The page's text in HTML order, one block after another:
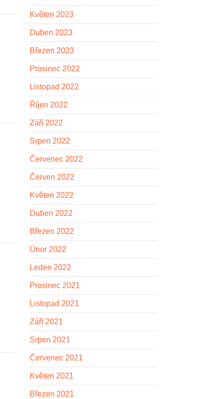
Květen 2023
Duben 2023
Březen 2023
Prosinec 2022
Listopad 2022
Říjen 2022
Září 2022
Srpen 2022
Červenec 2022
Červen 2022
Květen 2022
Duben 2022
Březen 2022
Únor 2022
Leden 2022
Prosinec 2021
Listopad 2021
Září 2021
Srpen 2021
Červenec 2021
Květen 2021
Březen 2021